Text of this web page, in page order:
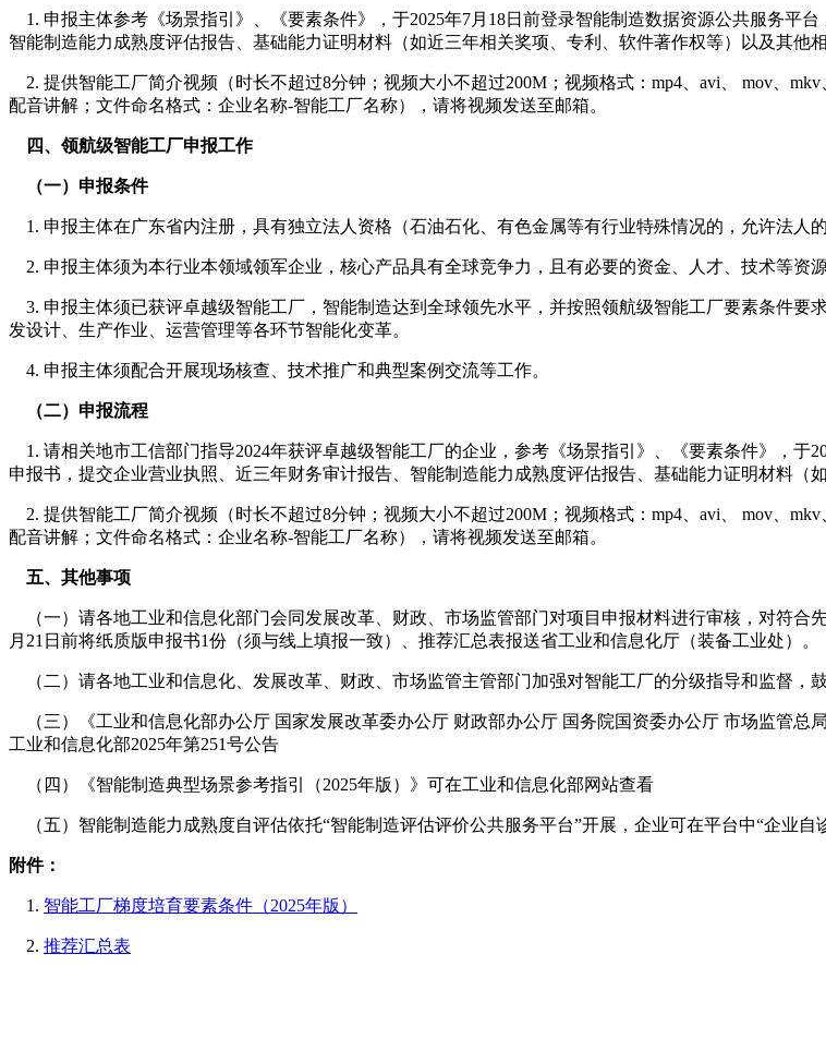
1. 申报主体参考《场景指引》、《要素条件》，于2025年7月18日前登录智能制造数据资源公共服务平
智能制造能力成熟度评估报告、基础能力证明材料（如近三年相关奖项、专利、软件著作权等）以及其他相
2. 提供智能工厂简介视频（时长不超过8分钟；视频大小不超过200M；视频格式：mp4、avi、 mov、
配音讲解；文件命名格式：企业名称-智能工厂名称），请将视频发送至邮箱。
四、领航级智能工厂申报工作
（一）申报条件
1. 申报主体在广东省内注册，具有独立法人资格（石油石化、有色金属等有行业特殊情况的，允许法人
2. 申报主体须为本行业本领域领军企业，核心产品具有全球竞争力，且有必要的资金、人才、技术等资
3. 申报主体须已获评卓越级智能工厂，智能制造达到全球领先水平，并按照领航级智能工厂要素条件
发设计、生产作业、运营管理等各环节智能化变革。
4. 申报主体须配合开展现场核查、技术推广和典型案例交流等工作。
（二）申报流程
1. 请相关地市工信部门指导2024年获评卓越级智能工厂的企业，参考《场景指引》、《要素条件》，于
申报书，提交企业营业执照、近三年财务审计报告、智能制造能力成熟度评估报告、基础能力证明材料（
2. 提供智能工厂简介视频（时长不超过8分钟；视频大小不超过200M；视频格式：mp4、avi、 mov、
配音讲解；文件命名格式：企业名称-智能工厂名称），请将视频发送至邮箱。
五、其他事项
（一）请各地工业和信息化部门会同发展改革、财政、市场监管部门对项目申报材料进行审核，对符合
月21日前将纸质版申报书1份（须与线上填报一致）、推荐汇总表报送省工业和信息化厅（装备工业处）。
（二）请各地工业和信息化、发展改革、财政、市场监管主管部门加强对智能工厂的分级指导和监督，
（三）《工业和信息化部办公厅 国家发展改革委办公厅 财政部办公厅 国务院国资委办公厅 市场监管总
工业和信息化部2025年第251号公告
（四）《智能制造典型场景参考指引（2025年版）》可在工业和信息化部网站查看
（五）智能制造能力成熟度自评估依托“智能制造评估评价公共服务平台”开展，企业可在平台中“企业自
附件：
1. 智能工厂梯度培育要素条件（2025年版）
2. 推荐汇总表